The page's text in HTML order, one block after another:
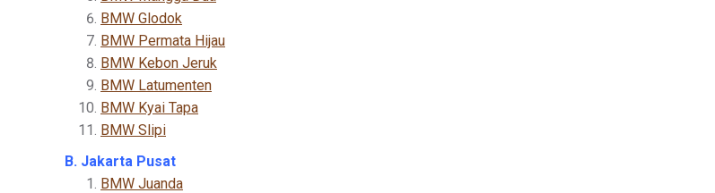
BMW Glodok
BMW Permata Hijau
BMW Kebon Jeruk
BMW Latumenten
BMW Kyai Tapa
BMW Slipi
B. Jakarta Pusat
BMW Juanda